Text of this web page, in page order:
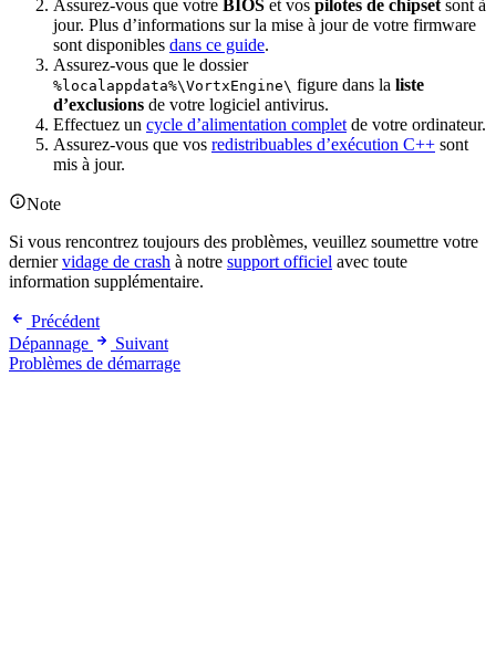
Assurez-vous que votre BIOS et vos pilotes de chipsetsont à
jour. Plus d’informations sur la mise à jour de votre firmware
sont disponibles dans ce guide.
Assurez-vous que le dossier
%localappdata%\VortxEngine\ figure dans la liste
d’exclusions de votre logiciel antivirus.
Effectuez un cycle d’alimentation completde votre ordinateur.
Assurez-vous que vos redistribuables d’exécution C++ sont
mis à jour.
Note
Si vous rencontrez toujours des problèmes, veuillez soumettre votre
derniervidage de crash à notre support officiel avec toute
information supplémentaire.
Précédent
Dépannage
Suivant
Problèmes de démarrage